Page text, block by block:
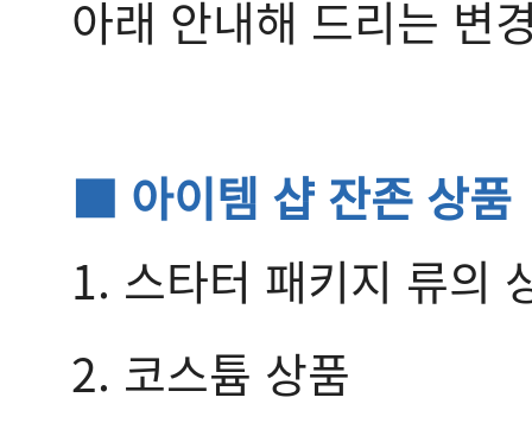
아래 안내해 드리는 변
■ 아이템 샵 잔존 상품
1. 스타터 패키지 류의
2. 코스튬 상품